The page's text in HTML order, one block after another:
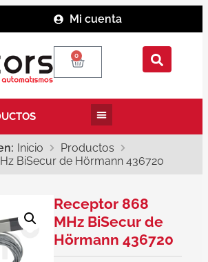
Mi cuenta
0
Inicio
Productos
BiSecur de Hörmann 436720
Receptor 868
MHz BiSecur de
Hörmann 436720